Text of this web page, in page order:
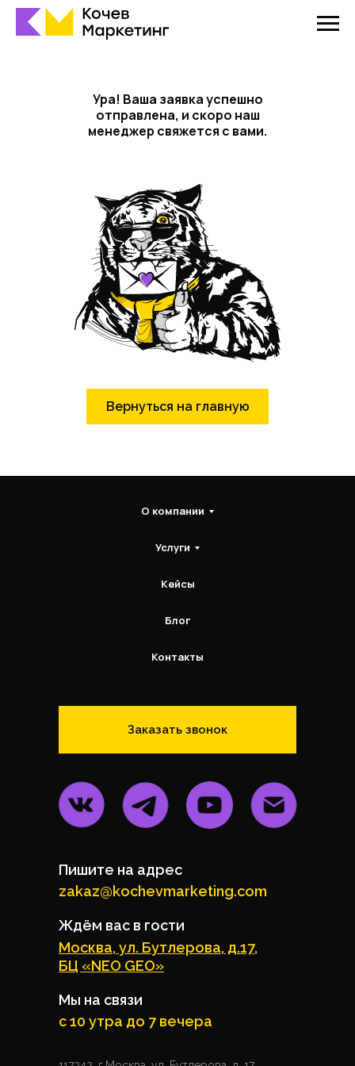
Вернуться на главную
Ура! Ваша заявка успешно
отправлена, и скоро наш
менеджер свяжется с вами.
О компании
Услуги
Кейсы
Блог
Контакты
Заказать звонок
Пишите на адрес
zakaz@kochevmarketing.com
Ждём вас в гости
Москва, ул. Бутлерова, д.17,
БЦ «NEO GEO»
Мы на связи
с 10 утра до 7 вечера